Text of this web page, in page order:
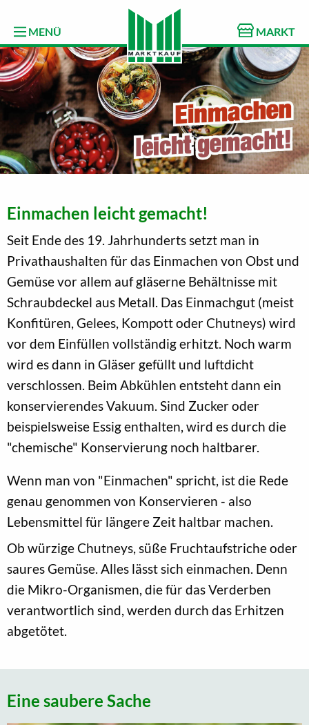
MENÜ MARKT
Einmachen leicht gemacht!
Seit Ende des 19. Jahrhunderts setzt man in
Privathaushalten für das Einmachen von Obst und
Gemüse vor allem auf gläserne Behältnisse mit
Schraubdeckel aus Metall. Das Einmachgut (meist
Konfitüren, Gelees, Kompott oder Chutneys) wird
vor dem Einfüllen vollständig erhitzt. Noch warm
wird es dann in Gläser gefüllt und luftdicht
verschlossen. Beim Abkühlen entsteht dann ein
konservierendes Vakuum. Sind Zucker oder
beispielsweise Essig enthalten, wird es durch die
"chemische" Konservierung noch haltbarer.
Wenn man von "Einmachen" spricht, ist die Rede
genau genommen von Konservieren - also
Lebensmittel für längere Zeit haltbar machen.
Ob würzige Chutneys, süße Fruchtaufstriche oder
saures Gemüse. Alles lässt sich einmachen. Denn
die Mikro-Organismen, die für das Verderben
verantwortlich sind, werden durch das Erhitzen
abgetötet.
Eine saubere Sache